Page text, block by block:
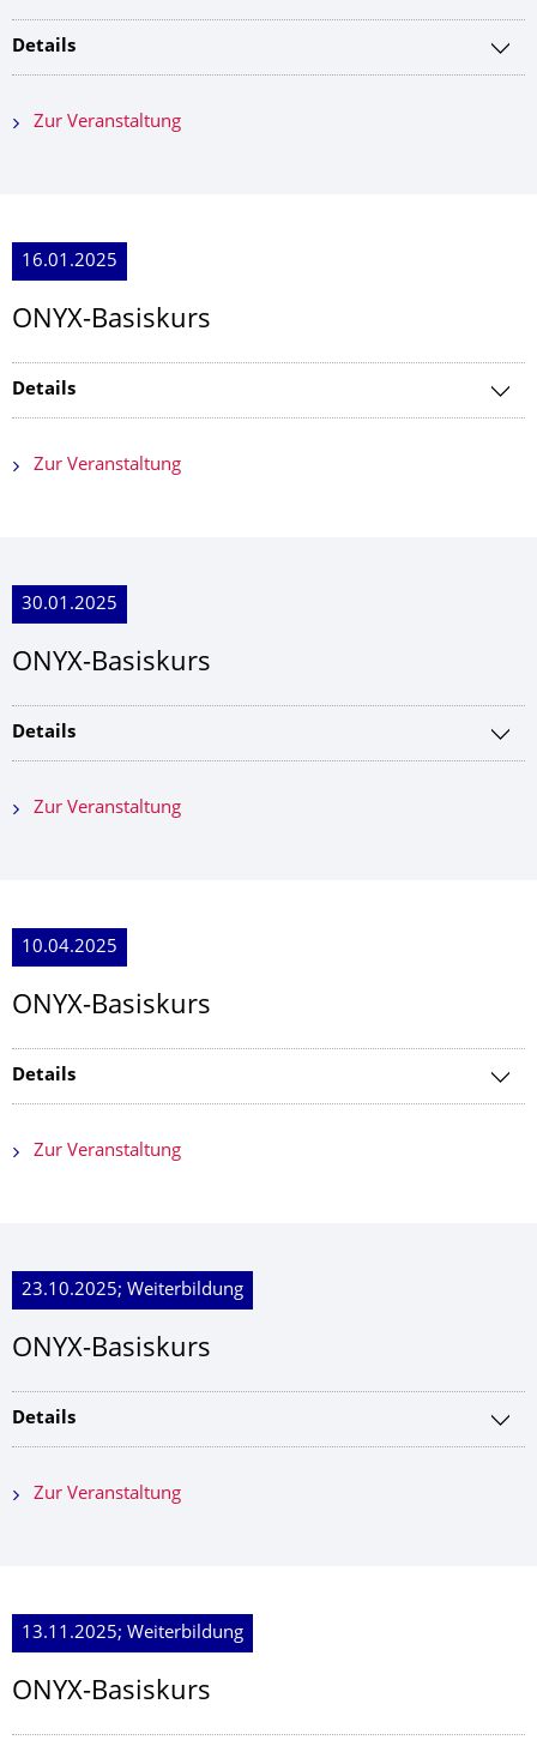
Details
Zur Veranstaltung
16.01.2025
ONYX-Basiskurs
Details
Zur Veranstaltung
30.01.2025
ONYX-Basiskurs
Details
Zur Veranstaltung
10.04.2025
ONYX-Basiskurs
Details
Zur Veranstaltung
23.10.2025; Weiterbildung
ONYX-Basiskurs
Details
Zur Veranstaltung
13.11.2025; Weiterbildung
ONYX-Basiskurs